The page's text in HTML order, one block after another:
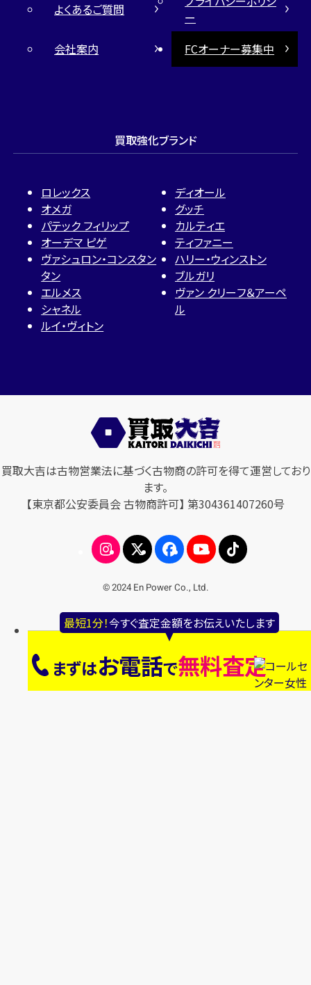
最短1分！今すぐ査定金額をお伝えいたします
まずはお電話で無料査定
よくあるご質問
ー
会社案内
FCオーナー募集中
買取強化ブランド
ロレックス
オメガ
パテック フィリップ
オーデマ ピゲ
ヴァシュロン・コンスタン
タン
エルメス
シャネル
ルイ・ヴィトン
ディオール
グッチ
カルティエ
ティファニー
ハリー・ウィンストン
ブルガリ
ヴァン クリーフ＆アーペ
ル
買取大吉は古物営業法に基づく古物商の許可を得て運営しており
ます。
【東京都公安委員会 古物商許可】 第304361407260号
© 2024 En Power Co., Ltd.